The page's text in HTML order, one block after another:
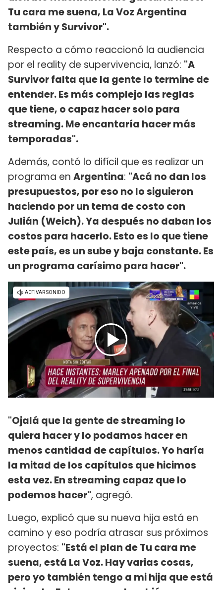
Tu cara me suena, La Voz Argentina
también y Survivor".
Respecto a cómo reaccionó la audiencia
por el reality de supervivencia, lanzó: "A
Survivor falta que la gente lo termine de
entender. Es más complejo las reglas
que tiene, o capaz hacer solo para
streaming. Me encantaría hacer más
temporadas".
Además, contó lo difícil que es realizar un
programa en Argentina: "Acá no dan los
presupuestos, por eso no lo siguieron
haciendo por un tema de costo con
Julián (Weich). Ya después no daban los
costos para hacerlo. Esto es lo que tiene
este país, es un sube y baja constante. Es
un programa carísimo para hacer".
"Ojalá que la gente de streaming lo
quiera hacer y lo podamos hacer en
menos cantidad de capítulos. Yo haría
la mitad de los capítulos que hicimos
esta vez. En streaming capaz que lo
podemos hacer", agregó.
Luego, explicó que su nueva hija está en
camino y eso podría atrasar sus próximos
proyectos: "Está el plan de Tu cara me
suena, está La Voz. Hay varias cosas,
pero yo también tengo a mi hija que está